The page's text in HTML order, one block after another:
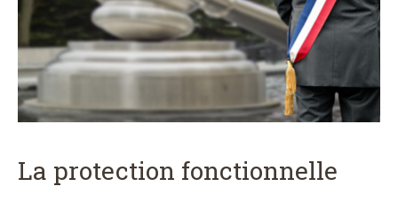
La protection fonctionnelle